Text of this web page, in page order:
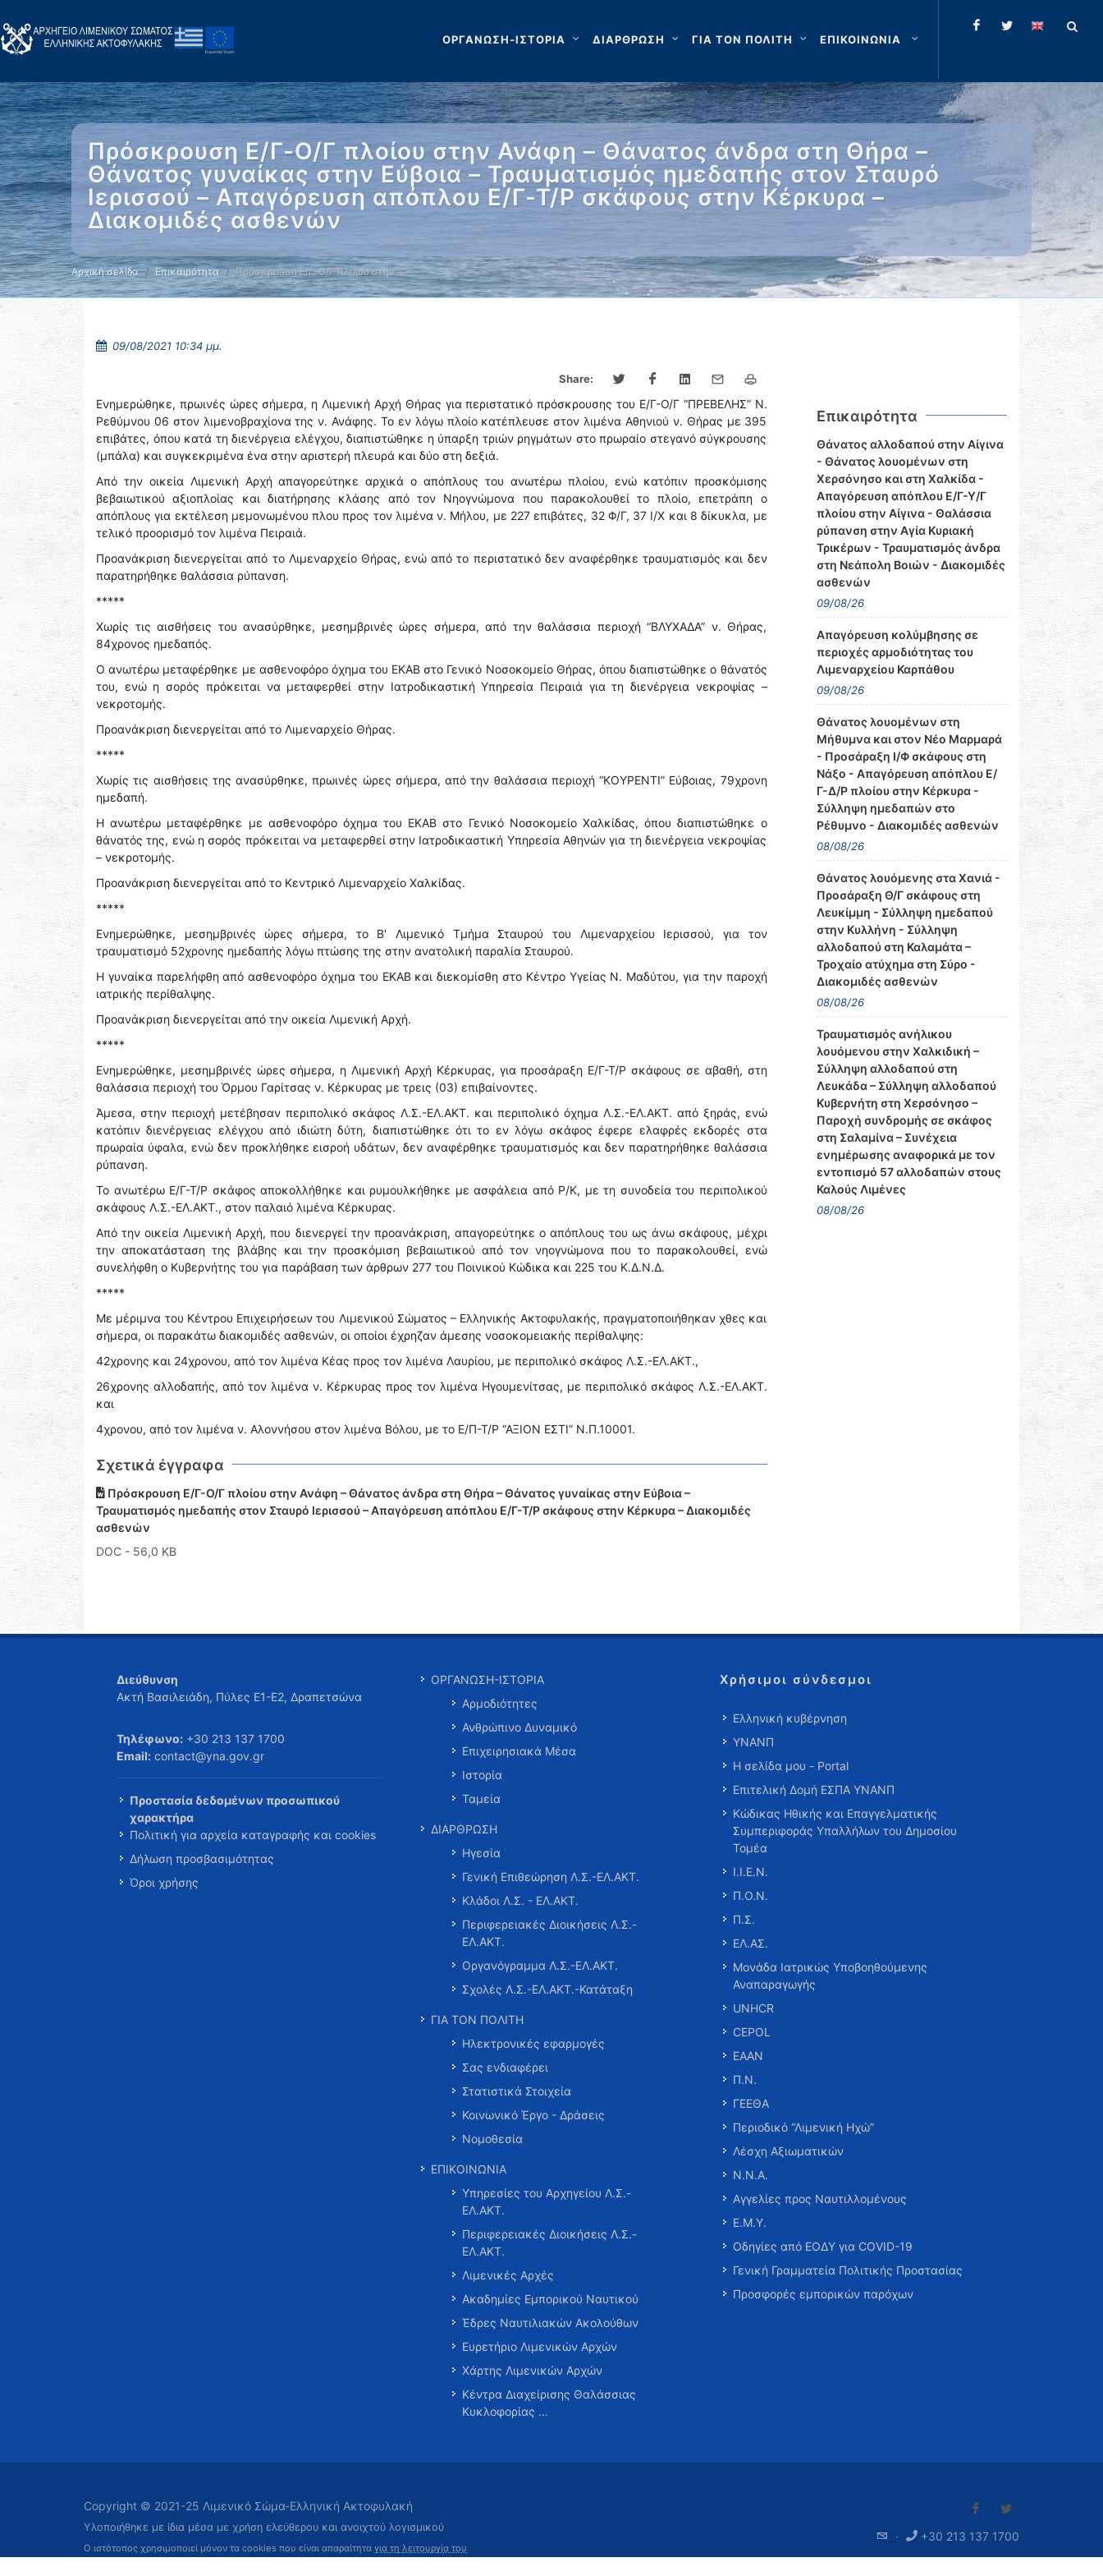
ΟΡΓΑΝΩΣΗ-ΙΣΤΟΡΙΑ ΔΙΑΡΘΡΩΣΗ ΓΙΑ ΤΟΝ ΠΟΛΙΤΗ ΕΠΙΚΟΙΝΩΝΙΑ
Πρόσκρουση Ε/Γ-Ο/Γ πλοίου στην Ανάφη – Θάνατος άνδρα στη Θήρα –
Θάνατος γυναίκας στην Εύβοια – Τραυματισμός ημεδαπής στον Σταυρό
Ιερισσού – Απαγόρευση απόπλου Ε/Γ-Τ/Ρ σκάφους στην Κέρκυρα –
Διακομιδές ασθενών
Αρχική σελίδα Επικαιρότητα Πρόσκρουση Ε/Γ-Ο/Γ πλοίου στην …
09/08/2021 10:34 μμ.
Share:
Ενημερώθηκε, πρωινές ώρες σήμερα, η Λιμενική Αρχή Θήρας για περιστατικό πρόσκρουσης του Ε/Γ-Ο/Γ “ΠΡΕΒΕΛΗΣ” Ν.
Ρεθύμνου 06 στον λιμενοβραχίονα της ν. Ανάφης. Το εν λόγω πλοίο κατέπλευσε στον λιμένα Αθηνιού ν. Θήρας με 395
επιβάτες, όπου κατά τη διενέργεια ελέγχου, διαπιστώθηκε η ύπαρξη τριών ρηγμάτων στο πρωραίο στεγανό σύγκρουσης
(μπάλα) και συγκεκριμένα ένα στην αριστερή πλευρά και δύο στη δεξιά.
Από την οικεία Λιμενική Αρχή απαγορεύτηκε αρχικά ο απόπλους του ανωτέρω πλοίου, ενώ κατόπιν προσκόμισης
βεβαιωτικού αξιοπλοίας και διατήρησης κλάσης από τον Νηογνώμονα που παρακολουθεί το πλοίο, επετράπη ο
απόπλους για εκτέλεση μεμονωμένου πλου προς τον λιμένα ν. Μήλου, με 227 επιβάτες, 32 Φ/Γ, 37 Ι/Χ και 8 δίκυκλα, με
τελικό προορισμό τον λιμένα Πειραιά.
Προανάκριση διενεργείται από το Λιμεναρχείο Θήρας, ενώ από το περιστατικό δεν αναφέρθηκε τραυματισμός και δεν
παρατηρήθηκε θαλάσσια ρύπανση.
*****
Χωρίς τις αισθήσεις του ανασύρθηκε, μεσημβρινές ώρες σήμερα, από την θαλάσσια περιοχή “ΒΛΥΧΑΔΑ” ν. Θήρας,
84χρονος ημεδαπός.
Ο ανωτέρω μεταφέρθηκε με ασθενοφόρο όχημα του ΕΚΑΒ στο Γενικό Νοσοκομείο Θήρας, όπου διαπιστώθηκε ο θάνατός
του, ενώ η σορός πρόκειται να μεταφερθεί στην Ιατροδικαστική Υπηρεσία Πειραιά για τη διενέργεια νεκροψίας –
νεκροτομής.
Προανάκριση διενεργείται από το Λιμεναρχείο Θήρας.
*****
Χωρίς τις αισθήσεις της ανασύρθηκε, πρωινές ώρες σήμερα, από την θαλάσσια περιοχή “ΚΟΥΡΕΝΤΙ” Εύβοιας, 79χρονη
ημεδαπή.
Η ανωτέρω μεταφέρθηκε με ασθενοφόρο όχημα του ΕΚΑΒ στο Γενικό Νοσοκομείο Χαλκίδας, όπου διαπιστώθηκε ο
θάνατός της, ενώ η σορός πρόκειται να μεταφερθεί στην Ιατροδικαστική Υπηρεσία Αθηνών για τη διενέργεια νεκροψίας
– νεκροτομής.
Προανάκριση διενεργείται από το Κεντρικό Λιμεναρχείο Χαλκίδας.
*****
Ενημερώθηκε, μεσημβρινές ώρες σήμερα, το Β' Λιμενικό Τμήμα Σταυρού του Λιμεναρχείου Ιερισσού, για τον
τραυματισμό 52χρονης ημεδαπής λόγω πτώσης της στην ανατολική παραλία Σταυρού.
Η γυναίκα παρελήφθη από ασθενοφόρο όχημα του ΕΚΑΒ και διεκομίσθη στο Κέντρο Υγείας Ν. Μαδύτου, για την παροχή
ιατρικής περίθαλψης.
Προανάκριση διενεργείται από την οικεία Λιμενική Αρχή.
*****
Ενημερώθηκε, μεσημβρινές ώρες σήμερα, η Λιμενική Αρχή Κέρκυρας, για προσάραξη Ε/Γ-Τ/Ρ σκάφους σε αβαθή, στη
θαλάσσια περιοχή του Όρμου Γαρίτσας ν. Κέρκυρας με τρεις (03) επιβαίνοντες.
Άμεσα, στην περιοχή μετέβησαν περιπολικό σκάφος Λ.Σ.-ΕΛ.ΑΚΤ. και περιπολικό όχημα Λ.Σ.-ΕΛ.ΑΚΤ. από ξηράς, ενώ
κατόπιν διενέργειας ελέγχου από ιδιώτη δύτη, διαπιστώθηκε ότι το εν λόγω σκάφος έφερε ελαφρές εκδορές στα
πρωραία ύφαλα, ενώ δεν προκλήθηκε εισροή υδάτων, δεν αναφέρθηκε τραυματισμός και δεν παρατηρήθηκε θαλάσσια
ρύπανση.
Το ανωτέρω Ε/Γ-Τ/Ρ σκάφος αποκολλήθηκε και ρυμουλκήθηκε με ασφάλεια από Ρ/Κ, με τη συνοδεία του περιπολικού
σκάφους Λ.Σ.-ΕΛ.ΑΚΤ., στον παλαιό λιμένα Κέρκυρας.
Από την οικεία Λιμενική Αρχή, που διενεργεί την προανάκριση, απαγορεύτηκε ο απόπλους του ως άνω σκάφους, μέχρι
την αποκατάσταση της βλάβης και την προσκόμιση βεβαιωτικού από τον νηογνώμονα που το παρακολουθεί, ενώ
συνελήφθη ο Κυβερνήτης του για παράβαση των άρθρων 277 του Ποινικού Κώδικα και 225 του Κ.Δ.Ν.Δ.
*****
Με μέριμνα του Κέντρου Επιχειρήσεων του Λιμενικού Σώματος – Ελληνικής Ακτοφυλακής, πραγματοποιήθηκαν χθες και
σήμερα, οι παρακάτω διακομιδές ασθενών, οι οποίοι έχρηζαν άμεσης νοσοκομειακής περίθαλψης:
42χρονης και 24χρονου, από τον λιμένα Κέας προς τον λιμένα Λαυρίου, με περιπολικό σκάφος Λ.Σ.-ΕΛ.ΑΚΤ.,
26χρονης αλλοδαπής, από τον λιμένα ν. Κέρκυρας προς τον λιμένα Ηγουμενίτσας, με περιπολικό σκάφος Λ.Σ.-ΕΛ.ΑΚΤ.
και
4χρονου, από τον λιμένα ν. Αλοννήσου στον λιμένα Βόλου, με το Ε/Π-Τ/Ρ “ΑΞΙΟΝ ΕΣΤΙ” Ν.Π.10001.
Σχετικά έγγραφα
Πρόσκρουση Ε/Γ-Ο/Γ πλοίου στην Ανάφη – Θάνατος άνδρα στη Θήρα – Θάνατος γυναίκας στην Εύβοια –
Τραυματισμός ημεδαπής στον Σταυρό Ιερισσού – Απαγόρευση απόπλου Ε/Γ-Τ/Ρ σκάφους στην Κέρκυρα – Διακομιδές
ασθενών
DOC - 56,0 KB
Επικαιρότητα
Θάνατος αλλοδαπού στην Αίγινα
- Θάνατος λουομένων στη
Χερσόνησο και στη Χαλκίδα -
Απαγόρευση απόπλου Ε/Γ-Υ/Γ
πλοίου στην Αίγινα - Θαλάσσια
ρύπανση στην Αγία Κυριακή
Τρικέρων - Τραυματισμός άνδρα
στη Νεάπολη Βοιών - Διακομιδές
ασθενών
09/08/26
Απαγόρευση κολύμβησης σε
περιοχές αρμοδιότητας του
Λιμεναρχείου Καρπάθου
09/08/26
Θάνατος λουομένων στη
Μήθυμνα και στον Νέο Μαρμαρά
- Προσάραξη Ι/Φ σκάφους στη
Νάξο - Απαγόρευση απόπλου Ε/
Γ-Δ/Ρ πλοίου στην Κέρκυρα -
Σύλληψη ημεδαπών στο
Ρέθυμνο - Διακομιδές ασθενών
08/08/26
Θάνατος λουόμενης στα Χανιά -
Προσάραξη Θ/Γ σκάφους στη
Λευκίμμη - Σύλληψη ημεδαπού
στην Κυλλήνη - Σύλληψη
αλλοδαπού στη Καλαμάτα –
Τροχαίο ατύχημα στη Σύρο -
Διακομιδές ασθενών
08/08/26
Τραυματισμός ανήλικου
λουόμενου στην Χαλκιδική –
Σύλληψη αλλοδαπού στη
Λευκάδα – Σύλληψη αλλοδαπού
Κυβερνήτη στη Χερσόνησο –
Παροχή συνδρομής σε σκάφος
στη Σαλαμίνα – Συνέχεια
ενημέρωσης αναφορικά με τον
εντοπισμό 57 αλλοδαπών στους
Καλούς Λιμένες
08/08/26
Διεύθυνση
Ακτή Βασιλειάδη, Πύλες Ε1-Ε2, Δραπετσώνα
Τηλέφωνο: +30 213 137 1700
Email: contact@yna.gov.gr
Προστασία δεδομένων προσωπικού
χαρακτήρα
Πολιτική για αρχεία καταγραφής και cookies
Δήλωση προσβασιμότητας
Όροι χρήσης
ΟΡΓΑΝΩΣΗ-ΙΣΤΟΡΙΑ
Αρμοδιότητες
Ανθρώπινο Δυναμικό
Επιχειρησιακά Μέσα
Ιστορία
Ταμεία
ΔΙΑΡΘΡΩΣΗ
Ηγεσία
Γενική Επιθεώρηση Λ.Σ.-ΕΛ.ΑΚΤ.
Κλάδοι Λ.Σ. - ΕΛ.ΑΚΤ.
Περιφερειακές Διοικήσεις Λ.Σ.-
ΕΛ.ΑΚΤ.
Οργανόγραμμα Λ.Σ.-ΕΛ.ΑΚΤ.
Σχολές Λ.Σ.-ΕΛ.ΑΚΤ.-Κατάταξη
ΓΙΑ ΤΟΝ ΠΟΛΙΤΗ
Ηλεκτρονικές εφαρμογές
Σας ενδιαφέρει
Στατιστικά Στοιχεία
Κοινωνικό Έργο - Δράσεις
Νομοθεσία
ΕΠΙΚΟΙΝΩΝΙΑ
Υπηρεσίες του Αρχηγείου Λ.Σ.-
ΕΛ.ΑΚΤ.
Περιφερειακές Διοικήσεις Λ.Σ.-
ΕΛ.ΑΚΤ.
Λιμενικές Αρχές
Ακαδημίες Εμπορικού Ναυτικού
Έδρες Ναυτιλιακών Ακολούθων
Ευρετήριο Λιμενικών Αρχών
Χάρτης Λιμενικών Αρχών
Κέντρα Διαχείρισης Θαλάσσιας
Κυκλοφορίας …
Χρήσιμοι σύνδεσμοι
Ελληνική κυβέρνηση
ΥΝΑΝΠ
Η σελίδα μου - Portal
Επιτελική Δομή ΕΣΠΑ ΥΝΑΝΠ
Κώδικας Ηθικής και Επαγγελματικής
Συμπεριφοράς Υπαλλήλων του Δημοσίου
Τομέα
Ι.Ι.Ε.Ν.
Π.Ο.Ν.
Π.Σ.
ΕΛ.ΑΣ.
Μονάδα Ιατρικώς Υποβοηθούμενης
Αναπαραγωγής
UNHCR
CEPOL
ΕΑΑΝ
Π.Ν.
ΓΕΕΘΑ
Περιοδικό “Λιμενική Ηχώ”
Λέσχη Αξιωματικών
Ν.Ν.Α.
Αγγελίες προς Ναυτιλλομένους
Ε.Μ.Υ.
Οδηγίες από ΕΟΔΥ για COVID-19
Γενική Γραμματεία Πολιτικής Προστασίας
Προσφορές εμπορικών παρόχων
Copyright © 2021-25 Λιμενικό Σώμα-Ελληνική Ακτοφυλακή
Υλοποιήθηκε με ίδια μέσα με χρήση ελεύθερου και ανοιχτού λογισμικού
Ο ιστότοπος χρησιμοποιεί μόνον τα cookies που είναι απαραίτητα για τη λειτουργία του
· +30 213 137 1700